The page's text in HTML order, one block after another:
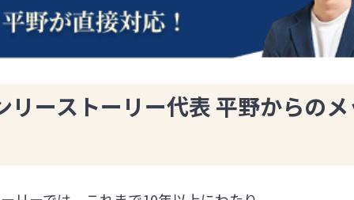
リーストーリー代表 平野からの